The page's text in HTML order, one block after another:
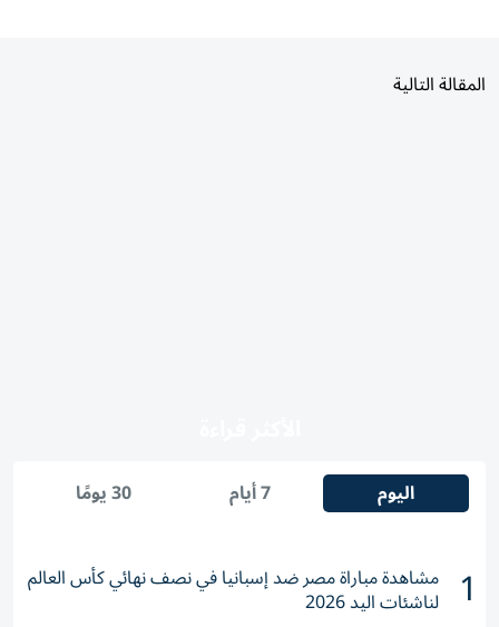
المقالة التالية
اليوم 7 أيام 30 يومًا
1 مشاهدة مباراة مصر ضد إسبانيا في نصف نهائي كأس العالم
لناشئات اليد 2026